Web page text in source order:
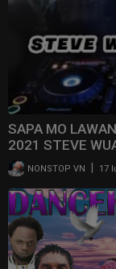
SAPA MO
2021 STEVE
NONSTOP VN 17